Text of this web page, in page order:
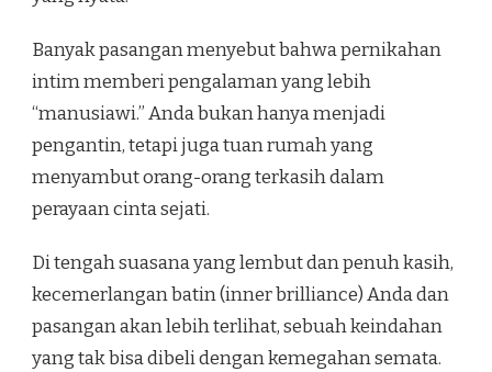
Banyak pasangan menyebut bahwa pernikahan
intim memberi pengalaman yang lebih
“manusiawi.” Anda bukan hanya menjadi
pengantin, tetapi juga tuan rumah yang
menyambut orang-orang terkasih dalam
perayaan cinta sejati.
Di tengah suasana yang lembut dan penuh kasih,
kecemerlangan batin (inner brilliance) Anda dan
pasangan akan lebih terlihat, sebuah keindahan
yang tak bisa dibeli dengan kemegahan semata.